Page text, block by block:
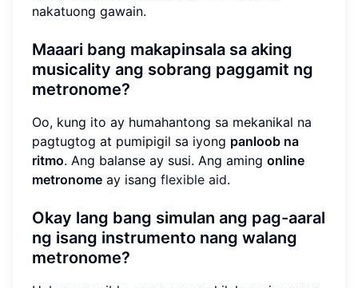
nakatuong gawain.
Maaari bang makapinsala sa aking
musicality ang sobrang paggamit ng
metronome?
Oo, kung ito ay humahantong sa mekanikal na
pagtugtog at pumipigil sa iyong panloob na
ritmo. Ang balanse ay susi. Ang aming online
metronome ay isang flexible aid.
Okay lang bang simulan ang pag-aaral
ng isang instrumento nang walang
metronome?